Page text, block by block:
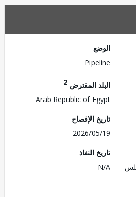
البلد المقترض
Arab Republic of Egypt
تاريخ الإفصاح
2026/05/19
تاريخ النفاذ
N/A